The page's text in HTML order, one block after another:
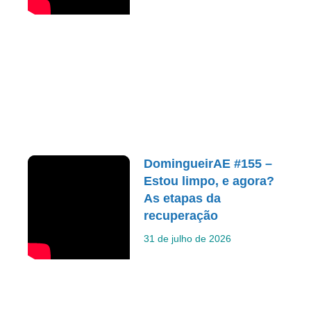
DomingueirAE #155 –
Estou limpo, e agora?
As etapas da
recuperação
31 de julho de 2026